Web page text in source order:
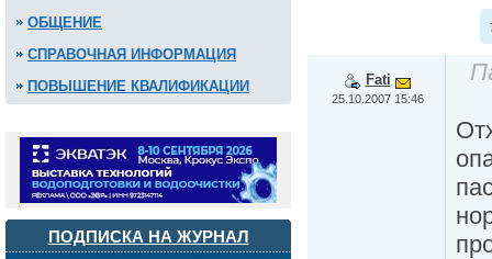
ОБЩЕНИЕ
СПРАВОЧНАЯ ИНФОРМАЦИЯ
ПОВЫШЕНИЕ КВАЛИФИКАЦИИ
ПОДПИСКА НА ЖУРНАЛ
Fati
25.10.2007 15:46